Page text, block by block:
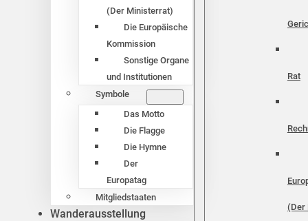
(Der Ministerrat)
Die Europäische
Kommission
Sonstige Organe
und Institutionen
Symbole
Das Motto
Die Flagge
Die Hymne
Der
Europatag
Mitgliedstaaten
Wanderausstellung
Rat
(Der